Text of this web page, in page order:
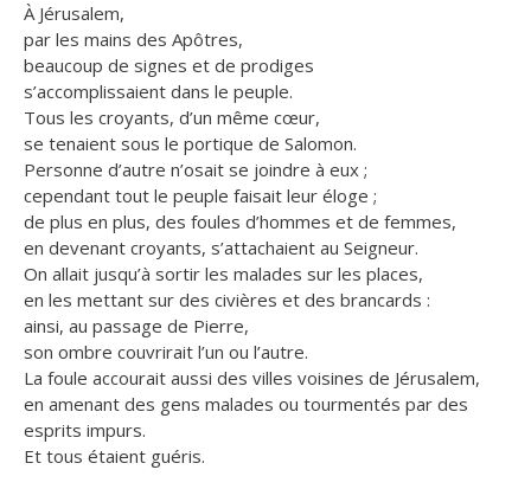
À Jérusalem,
par les mains des Apôtres,
beaucoup de signes et de prodiges
s’accomplissaient dans le peuple.
Tous les croyants, d’un même cœur,
se tenaient sous le portique de Salomon.
Personne d’autre n’osait se joindre à eux ;
cependant tout le peuple faisait leur éloge ;
de plus en plus, des foules d’hommes et de femmes,
en devenant croyants, s’attachaient au Seigneur.
On allait jusqu’à sortir les malades sur les places,
en les mettant sur des civières et des brancards :
ainsi, au passage de Pierre,
son ombre couvrirait l’un ou l’autre.
La foule accourait aussi des villes voisines de Jérusalem,
en amenant des gens malades ou tourmentés par des
esprits impurs.
Et tous étaient guéris.